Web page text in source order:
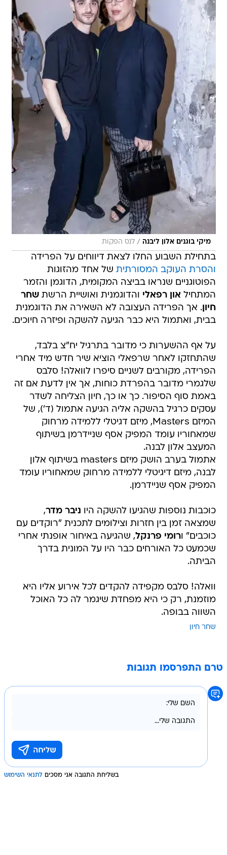
מיקי בוגנים אלון ליבנה / לנס הפקות
בתחילת השבוע החלו לצאת דיווחים על הפרידה
והסרת העוקב המסורתית של אחד מהזוגות
הפוטוגניים שנראו בביצה המקומית, הדוגמן והזמר
המתחיל און רפאלי והדוגמנית ואושיית הרשתשחר
חיון. אך הפרידה העצובה לא השאירה את הדוגמנית
בבית, ואתמול היא כבר הגיעה להשקה ופיזרה חיוכים.
על אף ההשערות כי מדובר בתרגיל יח"צ בלבד,
שהתחזקו לאחר שרפאלי הוציא שיר חדש מיד אחרי
הפרידה, מקורבים לשניים סיפרו לוואלה! סלבס
שלגמרי מדובר בהפרדת כוחות, אך אין לדעת אם זה
באמת סוף הסיפור. כך או כך, חיון הצליחה לשדר
עסקים כרגיל בהשקה אליה הגיעה אתמול (ד'), של
המיזם Masters, מיזם דגיטלי ללמידה מרחוק
שמאחוריו עומד המפיק אסף שניידרמן בשיתוף
המעצב אלון לבנה.
אתמול בערב הושק מיזם masters בשיתוף אלון
לבנה, מיזם דיגיטלי ללמידה מרחוק שמאחוריו עומד
המפיק אסף שניידרמן.
כוכבות נוספות שהגיעו להשקה היו ניבר מדר,
שמצאה זמן בין חזרות וצילומים לתכנית "רוקדים עם
כוכבים" ורומי פרנקל, שהגיעה באיחור אופנתי אחרי
שכמעט כל האורחים כבר היו על המונית בדרך
הביתה.
וואלה! סלבס מקפידה להקדים לכל אירוע אליו היא
מוזמנת, רק כי היא מפחדת שיגמר לה כל האוכל
השווה בבופה.
שחר חיון
טרם התפרסמו תגובות
בשליחת התגובה אני מסכים לתנאי השימוש